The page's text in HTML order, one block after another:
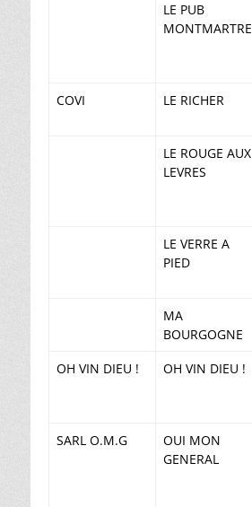
LE PUB
MONTMARTRE
COVI
LE RICHER
LE ROUGE AUX
LEVRES
LE VERRE A
PIED
MA
BOURGOGNE
OH VIN DIEU !
OH VIN DIEU !
SARL O.M.G
OUI MON
GENERAL